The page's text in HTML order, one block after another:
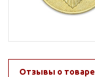
Отзывы о товаре